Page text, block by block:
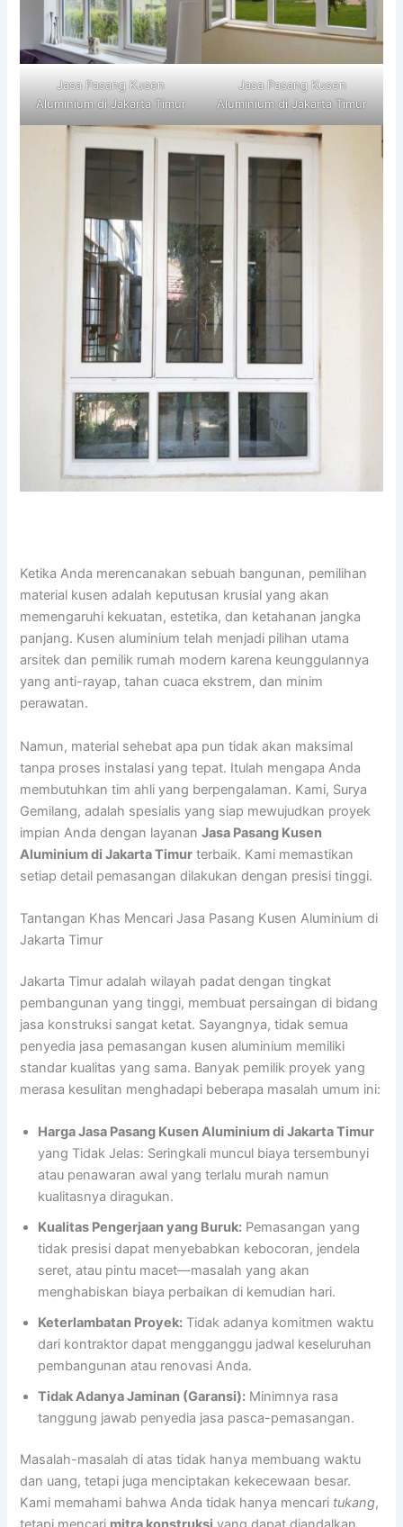
Jasa Pasang Kusen
Aluminium di Jakarta Timur
Jasa Pasang Kusen
Aluminium di Jakarta Timur
Ketika Anda merencanakan sebuah bangunan, pemilihan
material kusen adalah keputusan krusial yang akan
memengaruhi kekuatan, estetika, dan ketahanan jangka
panjang. Kusen aluminium telah menjadi pilihan utama
arsitek dan pemilik rumah modern karena keunggulannya
yang anti-rayap, tahan cuaca ekstrem, dan minim
perawatan.
Namun, material sehebat apa pun tidak akan maksimal
tanpa proses instalasi yang tepat. Itulah mengapa Anda
membutuhkan tim ahli yang berpengalaman. Kami, Surya
Gemilang, adalah spesialis yang siap mewujudkan proyek
impian Anda dengan layananJasa Pasang Kusen
Aluminium di Jakarta Timur terbaik. Kami memastikan
setiap detail pemasangan dilakukan dengan presisi tinggi.
Tantangan Khas Mencari Jasa Pasang Kusen Aluminium di
Jakarta Timur
Jakarta Timur adalah wilayah padat dengan tingkat
pembangunan yang tinggi, membuat persaingan di bidang
jasa konstruksi sangat ketat. Sayangnya, tidak semua
penyedia jasa pemasangan kusen aluminium memiliki
standar kualitas yang sama. Banyak pemilik proyek yang
merasa kesulitan menghadapi beberapa masalah umum ini:
Harga Jasa Pasang Kusen Aluminium di Jakarta Timur
yang Tidak Jelas: Seringkali muncul biaya tersembunyi
atau penawaran awal yang terlalu murah namun
kualitasnya diragukan.
Kualitas Pengerjaan yang Buruk: Pemasangan yang
tidak presisi dapat menyebabkan kebocoran, jendela
seret, atau pintu macet—masalah yang akan
menghabiskan biaya perbaikan di kemudian hari.
Keterlambatan Proyek: Tidak adanya komitmen waktu
dari kontraktor dapat mengganggu jadwal keseluruhan
pembangunan atau renovasi Anda.
Tidak Adanya Jaminan (Garansi): Minimnya rasa
tanggung jawab penyedia jasa pasca-pemasangan.
Masalah-masalah di atas tidak hanya membuang waktu
dan uang, tetapi juga menciptakan kekecewaan besar.
Kami memahami bahwa Anda tidak hanya mencari tukang,